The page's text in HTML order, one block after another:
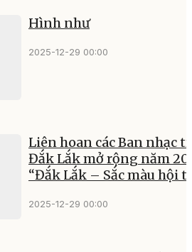
Hình như
2025-12-29 00:00
Liên hoan các Ban nhạc
Đắk Lắk mở rộng năm
“Đắk Lắk – Sắc màu hội
2025-12-29 00:00